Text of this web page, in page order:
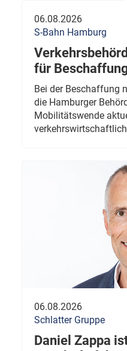
06.08.2026
S-Bahn Hamburg
für
Bei der Beschaffung
die Hamburger
Mobilitätswende
06.08.2026
Schlatter Gruppe
Daniel Zappa